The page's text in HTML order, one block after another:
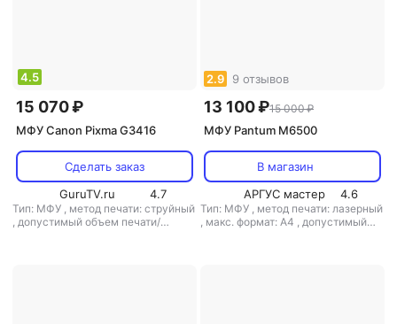
4.5
15 070 ₽
МФУ Canon Pixma G3416
Сделать заказ
GuruTV.ru
4.7
Тип: МФУ , метод печати: струйный
, допустимый объем печати/
2.9 9 отзывов
13 100 ₽15 000 ₽
МФУ Pantum M6500
В магазин
АРГУС мастер
4.6
Тип: МФУ , метод печати: лазерный
, макс. формат: A4 , допустимый